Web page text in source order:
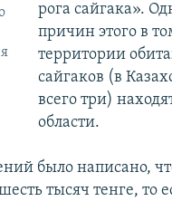
рога сайгака».
причин этого в
территории
сайгаков (в
всего три)
области.
было написано,
тысяч тенге, то